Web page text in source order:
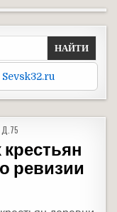
Д.75
ревизии